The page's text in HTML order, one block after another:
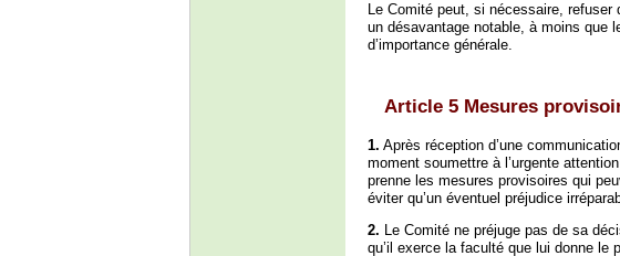
Le Comité peut, si nécessaire, refuser
un désavantage notable, à moins que
d’importance générale.
Article 5 Mesures
1. Après réception d’une
moment soumettre à l’urgente
prenne les mesures provisoires qui
éviter qu’un éventuel préjudice
2. Le Comité ne préjuge pas de sa
qu’il exerce la faculté que lui donne le